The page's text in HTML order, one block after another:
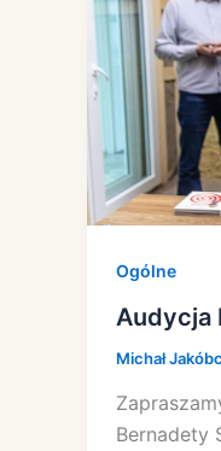
Ogólne
Audycja
Michał
Bernadety